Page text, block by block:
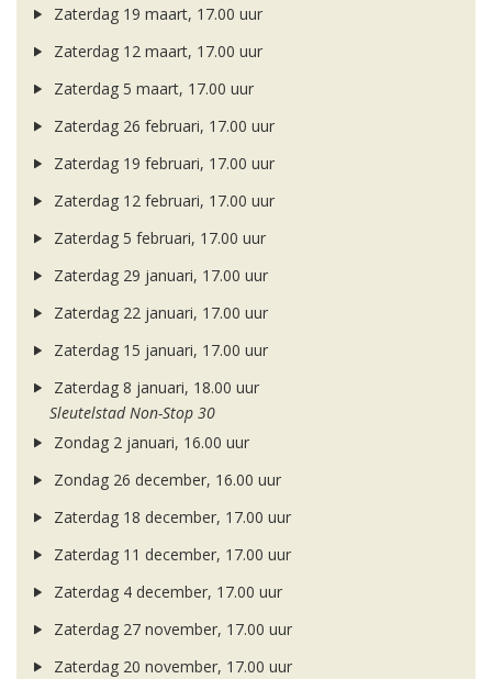
Zaterdag 19 maart, 17.00 uur
Zaterdag 12 maart, 17.00 uur
Zaterdag 5 maart, 17.00 uur
Zaterdag 26 februari, 17.00 uur
Zaterdag 19 februari, 17.00 uur
Zaterdag 12 februari, 17.00 uur
Zaterdag 5 februari, 17.00 uur
Zaterdag 29 januari, 17.00 uur
Zaterdag 22 januari, 17.00 uur
Zaterdag 15 januari, 17.00 uur
Zaterdag 8 januari, 18.00 uur
Sleutelstad Non-Stop 30
Zondag 2 januari, 16.00 uur
Zondag 26 december, 16.00 uur
Zaterdag 18 december, 17.00 uur
Zaterdag 11 december, 17.00 uur
Zaterdag 4 december, 17.00 uur
Zaterdag 27 november, 17.00 uur
Zaterdag 20 november, 17.00 uur